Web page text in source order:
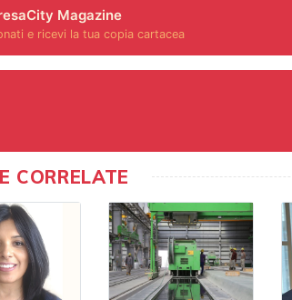
Magazine
e ricevi la tua copia cartacea
CORRELATE